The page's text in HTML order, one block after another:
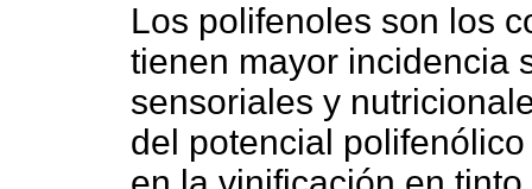
Los polifenoles son los
tienen mayor incidencia
sensoriales y
del potencial